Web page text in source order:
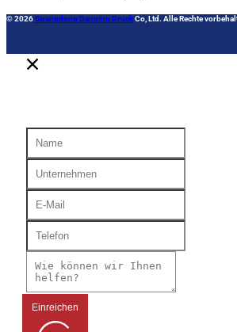
© 2026Guangdong Danqing DruckCo, Ltd. Alle Rechte
Einreichen